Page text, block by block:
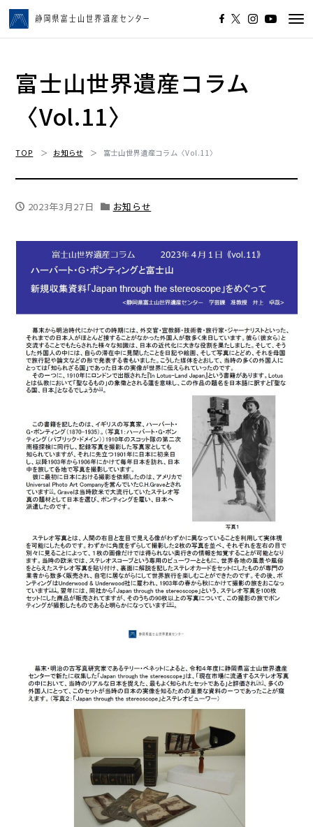
富士山世界遺産コラム
〈Vol.11〉
TOP お知らせ 富士山世界遺産コラム〈Vol.11〉
2023年3月27日 お知らせ